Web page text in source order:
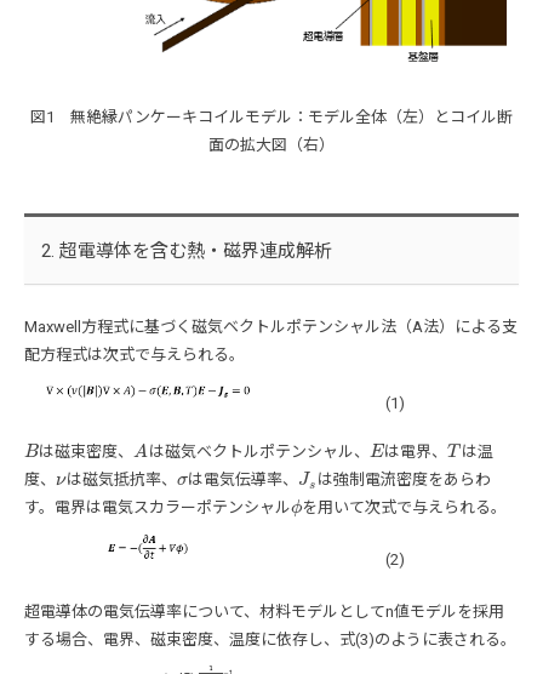
図1 無絶縁パンケーキコイルモデル：モデル全体（左）とコイル断
面の拡大図（右）
2. 超電導体を含む熱・磁界連成解析
Maxwell方程式に基づく磁気ベクトルポテンシャル法（A法）による支
配方程式は次式で与えられる。
(1)
B
B は磁束密度、A
A は磁気ベクトルポテンシャル、 E
E は電界、 T
T は温
度、 ν
ν は磁気抵抗率、σ
σは電気伝導率、 Js
Js は強制電流密度をあらわ
す。電界は電気スカラーポテンシャルϕ
ϕ を用いて次式で与えられる。
(2)
超電導体の電気伝導率について、材料モデルとしてn値モデルを採用
する場合、電界、磁束密度、温度に依存し、式(3)のように表される。